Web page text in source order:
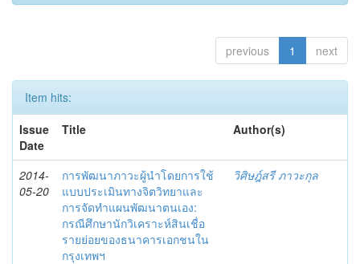
previous 1 next
Item hits:
Issue
Date
Title Author(s)
2014-
05-20
การพัฒนาภาวะผู้นำโดยการใช้
แบบประเมินทางจิตวิทยาและ
การจัดทำแผนพัฒนาตนเอง:
กรณีศึกษานักวิเคราะห์สินเชื่อ
รายย่อยของธนาคารเอกชนใน
กรุงเทพฯ
วิศิษฎ์สรี ภาวะกุล